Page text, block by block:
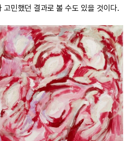
고민했던 결과로 볼 수도 있을 것이다.